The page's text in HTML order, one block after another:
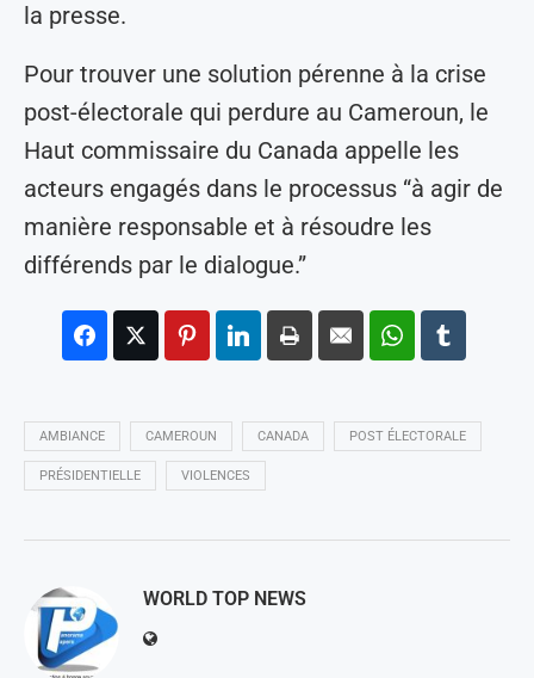
la presse.
Pour trouver une solution pérenne à la crise
post-électorale qui perdure au Cameroun, le
Haut commissaire du Canada appelle les
acteurs engagés dans le processus “à agir de
manière responsable et à résoudre les
différends par le dialogue.”
AMBIANCE CAMEROUN CANADA POST ÉLECTORALE
PRÉSIDENTIELLE VIOLENCES
WORLD TOP NEWS